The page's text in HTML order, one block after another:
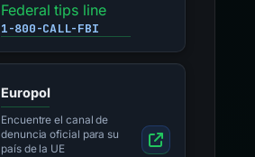
Federal tips line
1-800-CALL-FBI
Europol
Encuentre el canal de
denuncia oficial para su
país de la UE